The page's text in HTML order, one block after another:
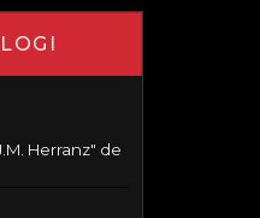
Herranz" de